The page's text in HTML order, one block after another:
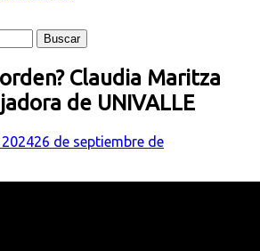
Claudia Maritza
de UNIVALLE
26 de septiembre de